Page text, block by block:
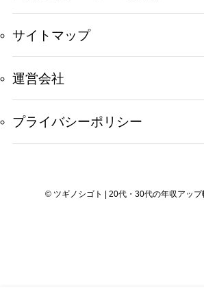
サイトマップ
運営会社
プライバシーポリシー
© ツギノシゴト | 20代・30代の年収アッ